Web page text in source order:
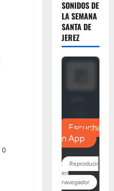
0
SONIDOS DE
LA SEMANA
SANTA DE
JEREZ